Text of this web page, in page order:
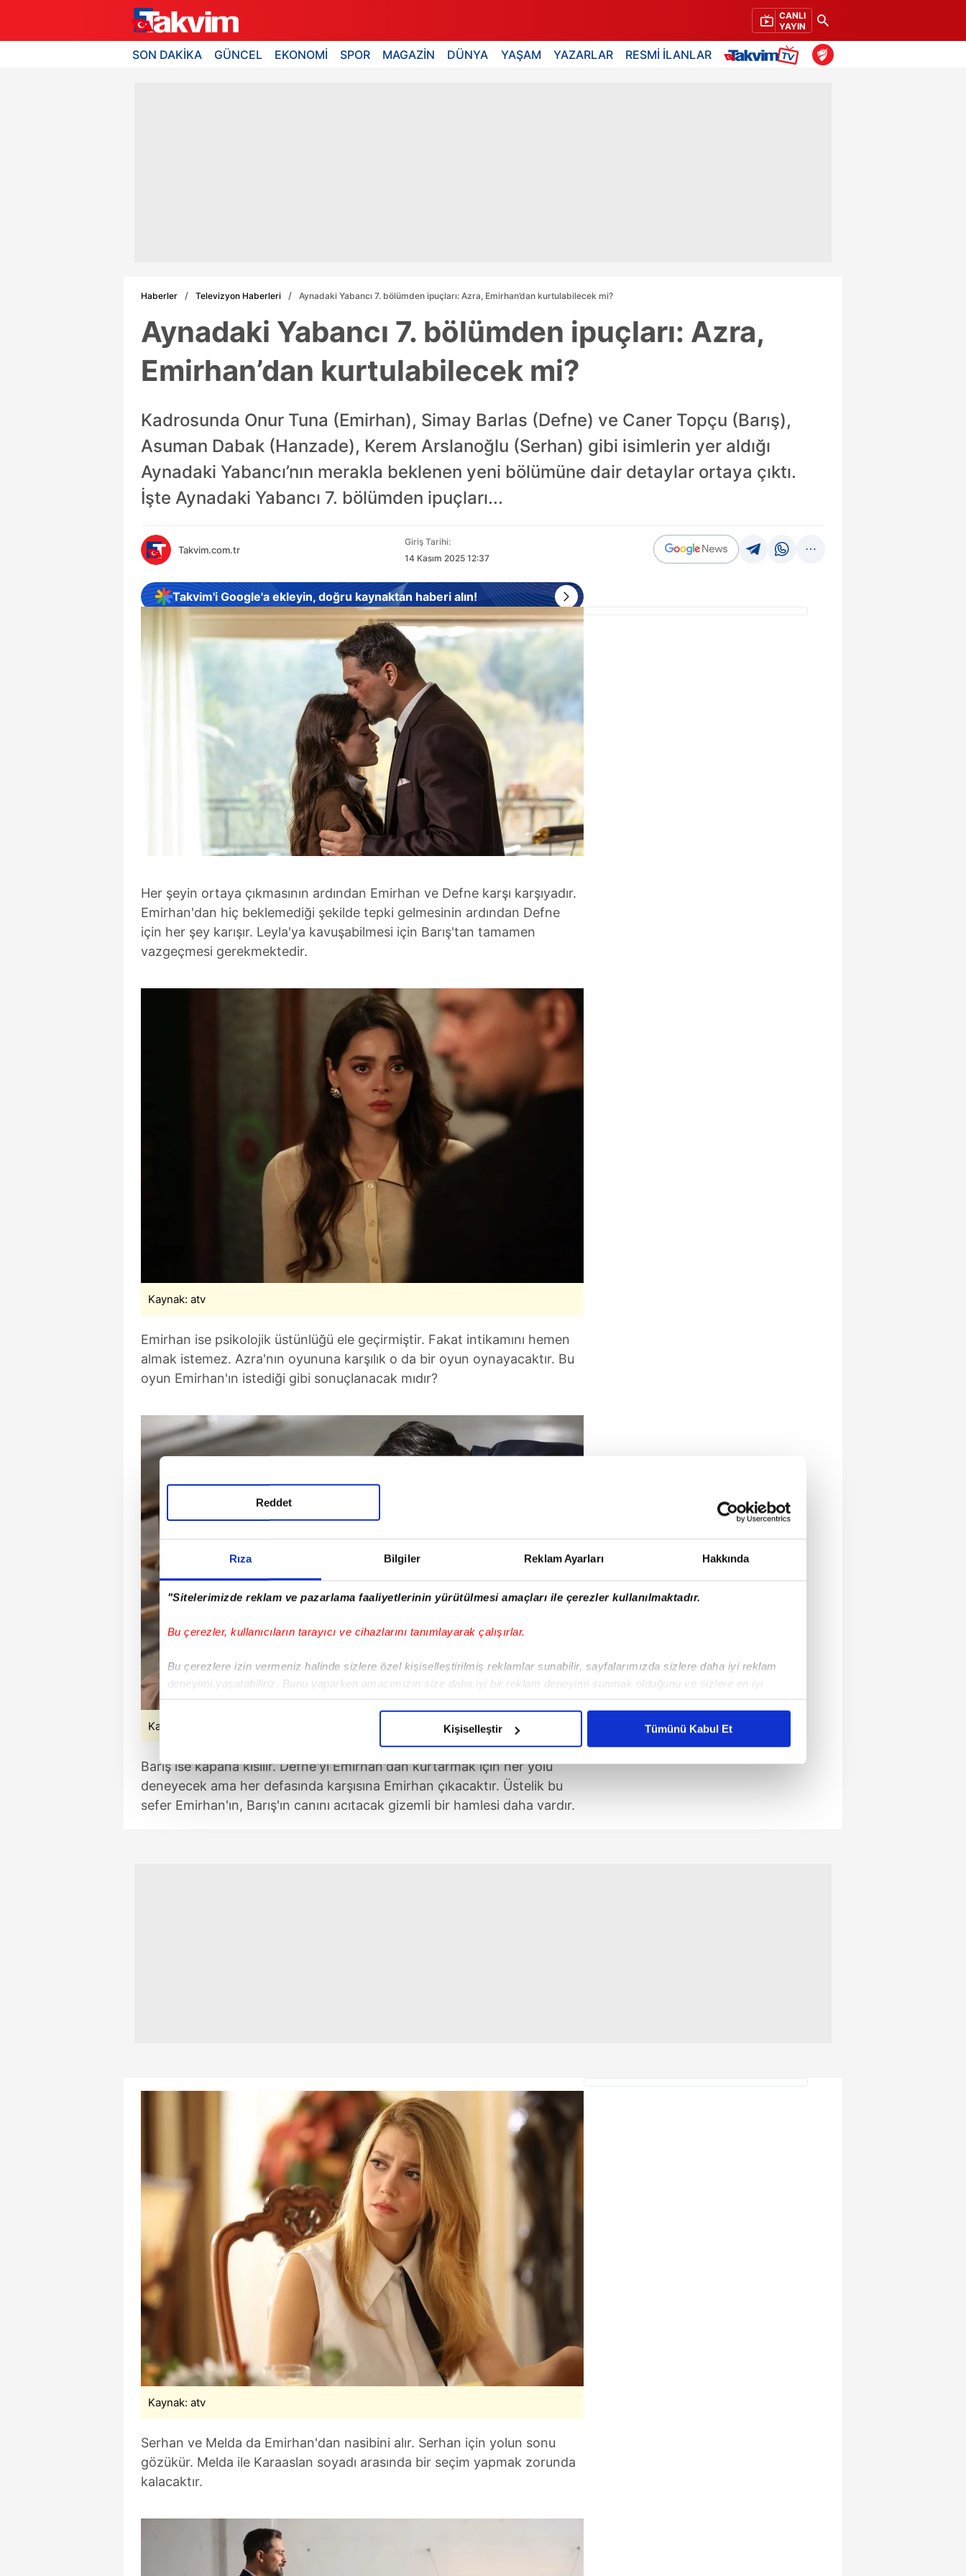
Rıza Bilgiler Reklam Ayarları Hakkında
"Sitelerimizde reklam ve pazarlama faaliyetlerinin yürütülmesi amaçları ile çerezler kullanılmaktadır.
Bu çerezler, kullanıcıların tarayıcı ve cihazlarını tanımlayarak çalışırlar.
Bu çerezlere izin vermeniz halinde sizlere özel kişiselleştirilmiş reklamlar sunabilir, sayfalarımızda sizlere daha iyi reklam
deneyimi yaşatabiliriz. Bunu yaparken amacımızın size daha iyi bir reklam deneyimi sunmak olduğunu ve sizlere en iyi
içerikleri sunabilmek adına elimizden gelen çabayı gösterdiğimizi ve bu noktada, reklamların maliyetlerimizi karşılamak
Sizlere daha iyi bir hizmet sunabilmek için İnternet Sitemizde kendimize ve üçüncü kişilere ait çerezler kullanılmaktadır. Bu
çerezler vasıtasıyla çeşitli kişisel verileriniz işlenmekte olup gerekli olan çerezler bilgi toplumu hizmetlerinin sunulması
Reddet
Kişiselleştir Tümünü Kabul Et
CANLI
YAYIN
SON DAKİKA GÜNCEL EKONOMİ SPOR MAGAZİN DÜNYA YAŞAM YAZARLAR RESMİ İLANLAR
Haberler Televizyon Haberleri Aynadaki Yabancı 7. bölümden ipuçları: Azra, Emirhan’dan kurtulabilecek mi?
Aynadaki Yabancı 7. bölümden ipuçları: Azra,
Emirhan’dan kurtulabilecek mi?
Kadrosunda Onur Tuna (Emirhan), Simay Barlas (Defne) ve Caner Topçu (Barış),
Asuman Dabak (Hanzade), Kerem Arslanoğlu (Serhan) gibi isimlerin yer aldığı
Aynadaki Yabancı’nın merakla beklenen yeni bölümüne dair detaylar ortaya çıktı.
İşte Aynadaki Yabancı 7. bölümden ipuçları...
Takvim.com.tr
Giriş Tarihi:
14 Kasım 2025 12:37
Takvim'i Google'a ekleyin, doğru kaynaktan haberi alın!
Her şeyin ortaya çıkmasının ardından Emirhan ve Defne karşı karşıyadır.
Emirhan'dan hiç beklemediği şekilde tepki gelmesinin ardından Defne
için her şey karışır. Leyla'ya kavuşabilmesi için Barış'tan tamamen
vazgeçmesi gerekmektedir.
Kaynak: atv
Emirhan ise psikolojik üstünlüğü ele geçirmiştir. Fakat intikamını hemen
almak istemez. Azra'nın oyununa karşılık o da bir oyun oynayacaktır. Bu
oyun Emirhan'ın istediği gibi sonuçlanacak mıdır?
Kaynak: atv
Barış ise kapana kısılır. Defne'yi Emirhan'dan kurtarmak için her yolu
deneyecek ama her defasında karşısına Emirhan çıkacaktır. Üstelik bu
sefer Emirhan'ın, Barış'ın canını acıtacak gizemli bir hamlesi daha vardır.
Kaynak: atv
Serhan ve Melda da Emirhan'dan nasibini alır. Serhan için yolun sonu
gözükür. Melda ile Karaaslan soyadı arasında bir seçim yapmak zorunda
kalacaktır.